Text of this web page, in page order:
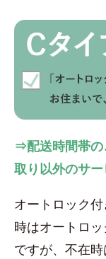
⇒配送時間帯の
取り以外のサー
オートロック
時はオートロ
ですが、不在